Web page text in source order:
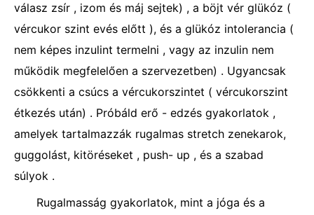
válasz zsír , izom és máj sejtek) , a böjt vér glükóz (
vércukor szint evés előtt ), és a glükóz intolerancia (
nem képes inzulint termelni , vagy az inzulin nem
működik megfelelően a szervezetben) . Ugyancsak
csökkenti a csúcs a vércukorszintet ( vércukorszint
étkezés után) . Próbáld erő - edzés gyakorlatok ,
amelyek tartalmazzák rugalmas stretch zenekarok,
guggolást, kitöréseket , push- up , és a szabad
súlyok .
Rugalmasság gyakorlatok, mint a jóga és a